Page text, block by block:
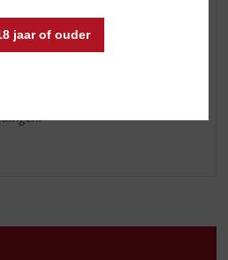
jaar of ouder
kiezen voor Bellini Distillati.